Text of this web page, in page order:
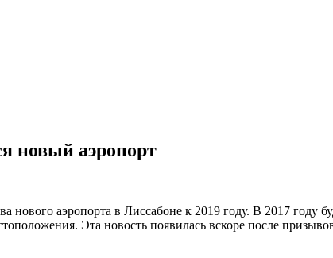
новый аэропорт
нового аэропорта в Лиссабоне к 2019 году. В 2017 году
Эта новость появилась вскоре после